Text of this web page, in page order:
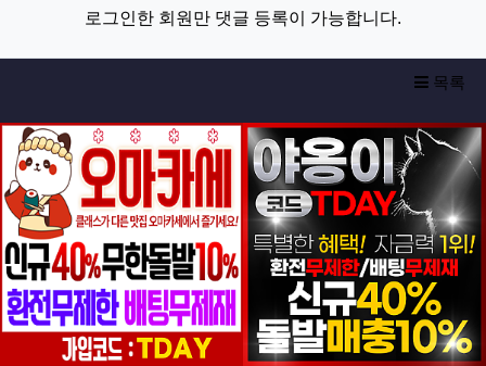
로그인한 회원만 댓글 등록이 가능합니다.
목록